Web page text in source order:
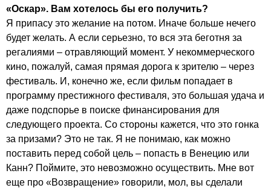
«Оскар». Вам хотелось бы его получить?
Я припасу это желание на потом. Иначе больше нечего
будет желать. А если серьезно, то вся эта беготня за
регалиями – отравляющий момент. У некоммерческого
кино, пожалуй, самая прямая дорога к зрителю – через
фестиваль. И, конечно же, если фильм попадает в
программу престижного фестиваля, это большая удача и
даже подспорье в поиске финансирования для
следующего проекта. Со стороны кажется, что это гонка
за призами? Это не так. Я не понимаю, как можно
поставить перед собой цель – попасть в Венецию или
Канн? Поймите, это невозможно осуществить. Мне вот
еще про «Возвращение» говорили, мол, вы сделали